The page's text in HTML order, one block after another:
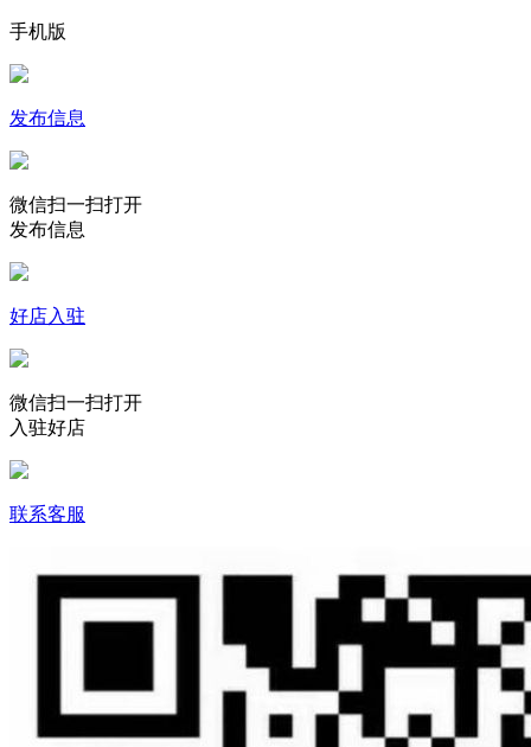
手机版
发布信息
微信扫一扫打开
发布信息
好店入驻
微信扫一扫打开
入驻好店
联系客服